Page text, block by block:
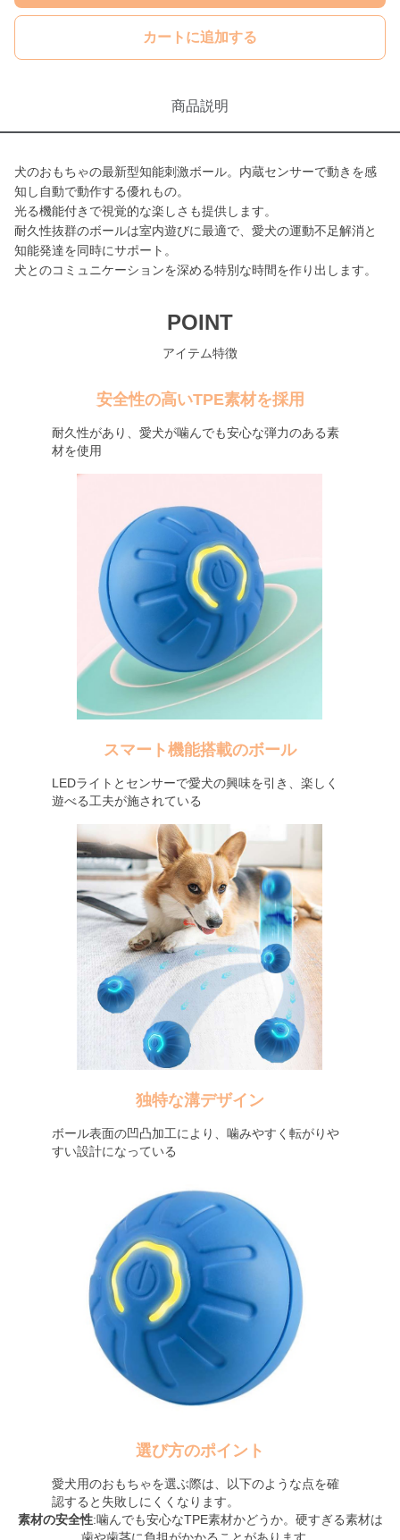
カートに追加する
商品説明
犬のおもちゃの最新型知能刺激ボール。内蔵センサーで動きを感
知し自動で動作する優れもの。
光る機能付きで視覚的な楽しさも提供します。
耐久性抜群のボールは室内遊びに最適で、愛犬の運動不足解消と
知能発達を同時にサポート。
犬とのコミュニケーションを深める特別な時間を作り出します。
POINT
アイテム特徴
安全性の高いTPE素材を採用
耐久性があり、愛犬が噛んでも安心な弾力のある素
材を使用
スマート機能搭載のボール
LEDライトとセンサーで愛犬の興味を引き、楽しく
遊べる工夫が施されている
独特な溝デザイン
ボール表面の凹凸加工により、噛みやすく転がりや
すい設計になっている
選び方のポイント
愛犬用のおもちゃを選ぶ際は、以下のような点を確
認すると失敗しにくくなります。
素材の安全性:噛んでも安心なTPE素材かどうか。硬すぎる素材は